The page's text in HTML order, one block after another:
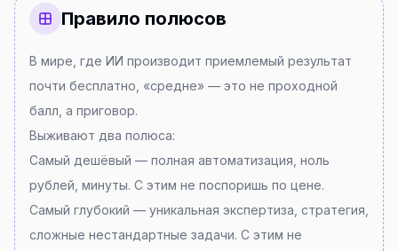
Правило полюсов
В мире, где ИИ производит приемлемый результат
почти бесплатно, «средне» — это не проходной
балл, а приговор.
Выживают два полюса:
Самый дешёвый — полная автоматизация, ноль
рублей, минуты. С этим не поспоришь по цене.
Самый глубокий — уникальная экспертиза, стратегия,
сложные нестандартные задачи. С этим не